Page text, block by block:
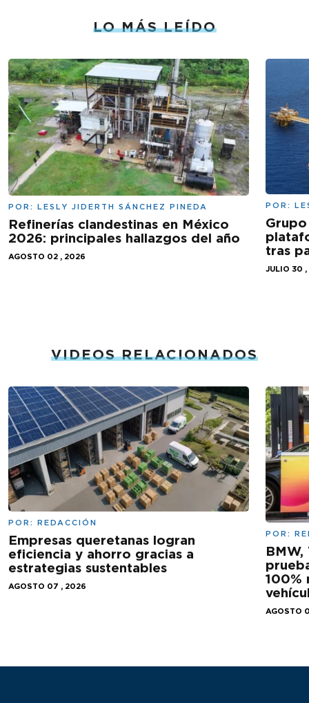
LO MÁS LEÍDO
POR: LESLY JIDERTH SÁNCHEZ PINEDA
Refinerías clandestinas en México
2026: principales hallazgos del año
AGOSTO 02 , 2026
POR:
tras
JULIO 30
VIDEOS RELACIONADOS
POR: REDACCIÓN
Empresas queretanas logran
eficiencia y ahorro gracias a
estrategias sustentables
AGOSTO 07 , 2026
POR:
100%
AGOSTO